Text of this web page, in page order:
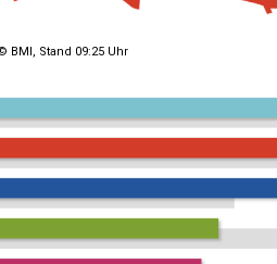
BMI, Stand 09:25 Uhr